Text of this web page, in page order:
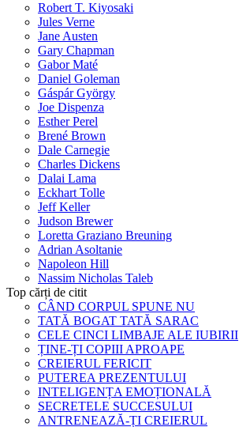
Robert T. Kiyosaki
Jules Verne
Jane Austen
Gary Chapman
Gabor Maté
Daniel Goleman
Gáspár György
Joe Dispenza
Esther Perel
Brené Brown
Dale Carnegie
Charles Dickens
Dalai Lama
Eckhart Tolle
Jeff Keller
Judson Brewer
Loretta Graziano Breuning
Adrian Asoltanie
Napoleon Hill
Nassim Nicholas Taleb
Top cărți de citit
CÂND CORPUL SPUNE NU
TATĂ BOGAT TATĂ SARAC
CELE CINCI LIMBAJE ALE IUBIRII
ȚINE-ȚI COPIII APROAPE
CREIERUL FERICIT
PUTEREA PREZENTULUI
INTELIGENȚA EMOȚIONALĂ
SECRETELE SUCCESULUI
ANTRENEAZĂ-ȚI CREIERUL